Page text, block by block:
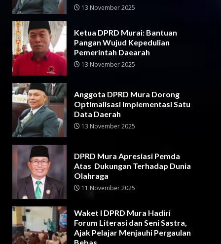
13 November 2025
Ketua DPRD Murai: Bantuan
Pangan Wujud Kepedulian
Pemerintah Daearah
13 November 2025
Anggota DPRD Mura Dorong
Optimalisasi Implementasi Satu
Data Daerah
13 November 2025
DPRD Mura Apresiasi Pemda
Atas Dukungan Terhadap Dunia
Olahraga
11 November 2025
Waket I DPRD Mura Hadiri
Forum Literasi dan Seni Sastra,
Ajak Pelajar Menjauhi Pergaulan
Bebas